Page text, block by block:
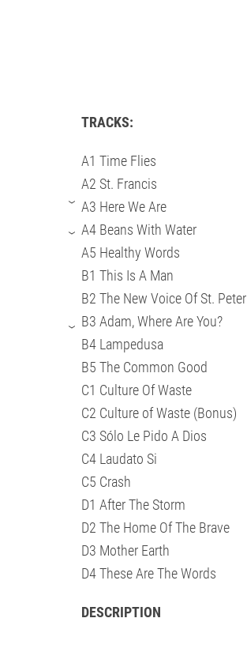
›
›
›
TRACKS:
A1 Time Flies
A2 St. Francis
A3 Here We Are
A4 Beans With Water
A5 Healthy Words
B1 This Is A Man
B2 The New Voice Of St. Peter
B3 Adam, Where Are You?
B4 Lampedusa
B5 The Common Good
C1 Culture Of Waste
C2 Culture of Waste (Bonus)
C3 Sólo Le Pido A Dios
C4 Laudato Si
C5 Crash
D1 After The Storm
D2 The Home Of The Brave
D3 Mother Earth
D4 These Are The Words
DESCRIPTION